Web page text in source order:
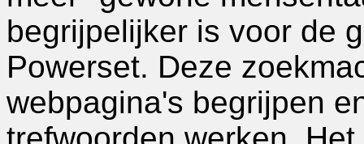
begrijpelijker is voor de
Powerset. Deze
webpagina's begrijpen